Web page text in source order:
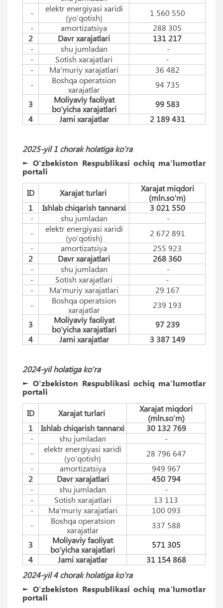
-
elektr energiyasi xaridi
(yo‘qotish)
1 560 550
-
amortizatsiya
288 305
2
Davr xarajatlari
131 217
-
shu jumladan
-
-
Sotish xarajatlari
-
-
Ma'muriy xarajatlari
36 482
-
Boshqa operatsion
xarajatlar
94 735
3
Moliyaviy faoliyat
bo‘yicha xarajatlari
99 583
4
Jami xarajatlar 2 189 431
2025-yil 1 chorak holatiga ko‘ra
► O'zbekiston Respublikasi ochiq ma'lumotlar
portali
ID Xarajat turlari
Xarajat miqdori
(mln.so‘m)
1
Ishlab chiqarish tannarxi
3 021 550
-
shu jumladan
-
-
elektr energiyasi xaridi
(yo‘qotish)
2 672 891
-
amortizatsiya
255 923
2
Davr xarajatlari
268 360
-
shu jumladan
-
-
Sotish xarajatlari
-
-
Ma'muriy xarajatlari
29 167
-
Boshqa operatsion
xarajatlar
239 193
3
Moliyaviy faoliyat
bo‘yicha xarajatlari
97 239
4
Jami xarajatlar 3 387 149
2024-yil holatiga ko‘ra
► O'zbekiston Respublikasi ochiq ma'lumotlar
portali
ID Xarajat turlari
Xarajat miqdori
(mln.so‘m)
1
Ishlab chiqarish tannarxi
30 132 769
-
shu jumladan
-
-
elektr energiyasi xaridi
(yo‘qotish)
28 796 647
-
amortizatsiya
949 967
2
Davr xarajatlari
450 794
-
shu jumladan
-
-
Sotish xarajatlari
13 113
-
Ma'muriy xarajatlari
100 093
-
Boshqa operatsion
xarajatlar
337 588
3
Moliyaviy faoliyat
bo‘yicha xarajatlari
571 305
4
Jami xarajatlar
31 154 868
2024-yil 4 chorak holatiga ko‘ra
► O'zbekiston Respublikasi ochiq ma'lumotlar
portali